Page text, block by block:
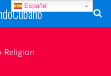
Religion
Español